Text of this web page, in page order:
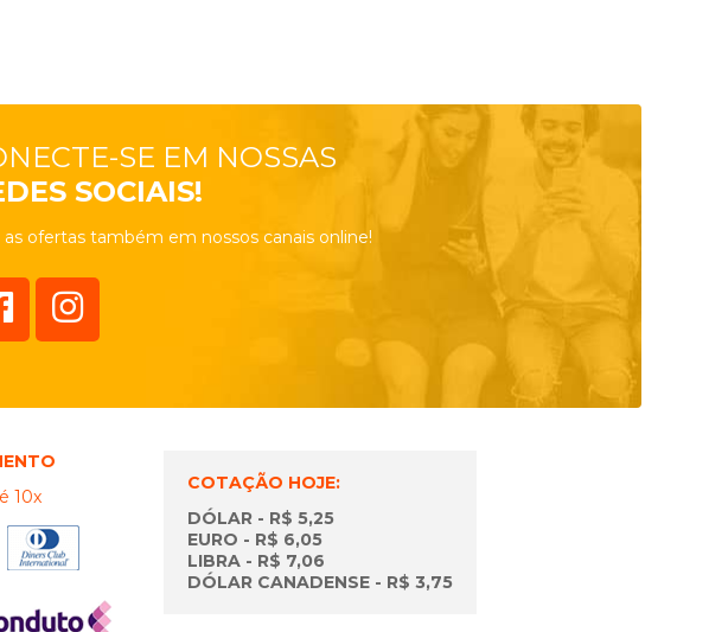
SE EM NOSSAS
SOCIAIS!
as ofertas também em nossos canais online!
10x
COTAÇÃO HOJE:
DÓLAR - R$ 5,25
EURO - R$ 6,05
LIBRA - R$ 7,06
DÓLAR CANADENSE - R$ 3,75